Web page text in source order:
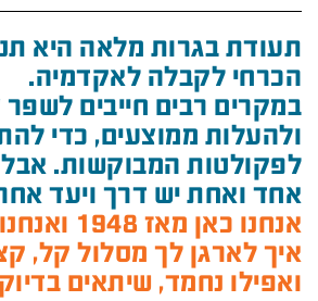
תעודת בגרות מלאה היא
הכרחי לקבלה לאקדמיה.
במקרים רבים חייבים לשפר
ולהעלות ממוצעים, כדי
לפקולטות המבוקשות.
אחד ואחת יש דרך ויעד
אנחנו כאן מאז 1948 ואנחנו יודעים
איך לארגן לך מסלול קל,
ואפילו נחמד, שיתאים